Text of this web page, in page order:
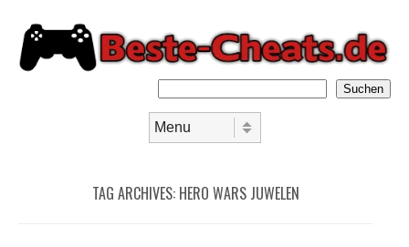
Suchen
TAG ARCHIVES: HERO WARS JUWELEN